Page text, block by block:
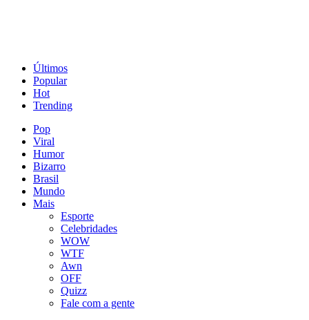
Últimos
Popular
Hot
Trending
Pop
Viral
Humor
Bizarro
Brasil
Mundo
Mais
Esporte
Celebridades
WOW
WTF
Awn
OFF
Quizz
Fale com a gente